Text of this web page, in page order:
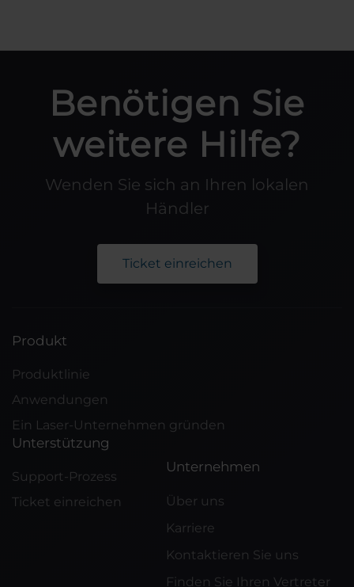
Benötigen Sie
weitere Hilfe?
Wenden Sie sich an Ihren lokalen
Händler
Ticket einreichen
Produkt
Produktlinie
Anwendungen
Ein Laser-Unternehmen gründen
Unterstützung
Support-Prozess
Ticket einreichen
Unternehmen
Über uns
Karriere
Kontaktieren Sie uns
Finden Sie Ihren Vertreter